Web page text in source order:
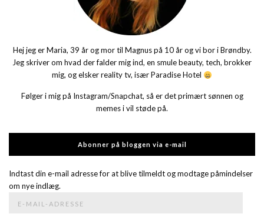
Hej jeg er Maria, 39 år og mor til Magnus på 10 år og vi bor i Brøndby.
Jeg skriver om hvad der falder mig ind, en smule beauty, tech, brokker
mig, og elsker reality tv, især Paradise Hotel
Følger i mig på Instagram/Snapchat, så er det primært sønnen og
memes i vil støde på.
Abonner på bloggen via e-mail
Indtast din e-mail adresse for at blive tilmeldt og modtage påmindelser
om nye indlæg.